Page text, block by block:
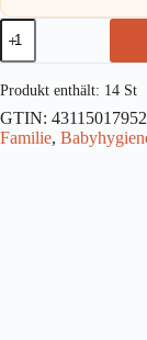
Elkos
Windel
Gr.
4
Maxi
8-
14
Produkt enthält: 14 St
GTIN:
Familie,